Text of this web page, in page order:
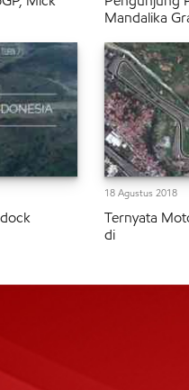
Mandalika
18 Agustus 2018
Ternyata
di